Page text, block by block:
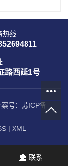
热线
路西延1号
号： 苏ICP备
| XML
联系